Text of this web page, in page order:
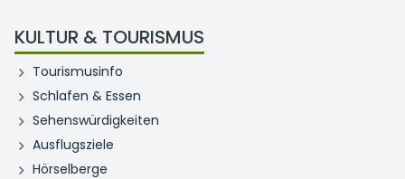
KULTUR & TOURISMUS
Tourismusinfo
Schlafen & Essen
Sehenswürdigkeiten
Ausflugsziele
Hörselberge